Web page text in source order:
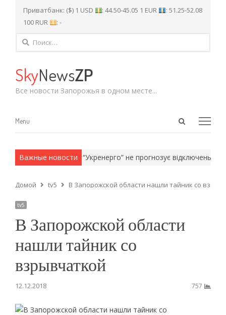
Приватбанк: ($) 1 USD : 44.50-45.05 1 EUR
: 51.25-52.08
100 RUR
: -
Найти:
SkyNewsZP
Все новости Запорожья в одном месте...
Open
Menu
Menu
Важные новости
методы. “Укренерго” не прогнозує відключень
Домой tv5 В Запорожской области нашли тайник со
tv5
В Запорожской области
нашли тайник со
взрывчаткой
12.12.2018 757